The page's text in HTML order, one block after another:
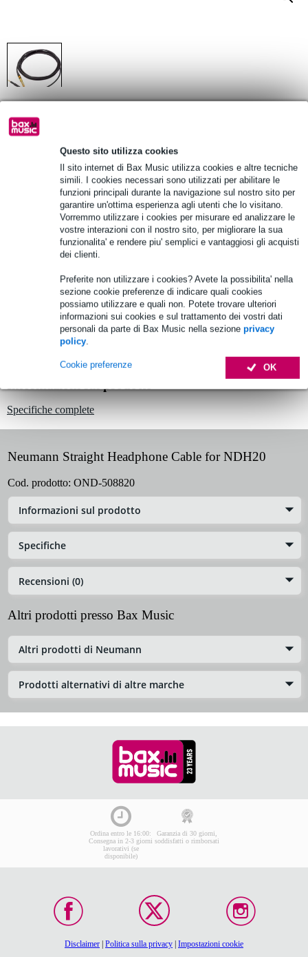
Questo sito utilizza cookies
Il sito internet di Bax Music utilizza cookies e altre tecniche
simili. I cookies necessari sono utilizzati per abilitare le
funzioni principali durante la navigazione sul nostro sito per
garantire un'ottima esperienza agli utenti che lo visitano.
Vorremmo utilizzare i cookies per misurare ed analizzare le
vostre interazioni con il nostro sito, per migliorare la sua
funzionalita' e rendere piu' semplici e vantaggiosi gli acquisti
dei clienti.
Preferite non utilizzare i cookies? Avete la possibilita' nella
sezione cookie preferenze di indicare quali cookies
possiamo utilizzare e quali non. Potete trovare ulteriori
informazioni sui cookies e sul trattamento dei vostri dati
personali da parte di Bax Music nella sezione privacy
policy.
OK
Cookie preferenze
Prezzo consigliato 48,00 €
(incl. 22% IVA)
Disponibilità online In stock presso il fornitore
Aggiungi al carrello
Ordine prima di 16:00 = in circa 3 giorni lavorativi a domicilio
Oltre 48.000 articoli disponibili
1.250 marchi leader
Informazioni sul prodotto
Specifiche complete
Neumann Straight Headphone Cable for NDH20
Cod. prodotto: OND-508820
Informazioni sul prodotto
Specifiche
Recensioni (0)
Altri prodotti presso Bax Music
Altri prodotti di Neumann
Prodotti alternativi di altre marche
Ordina entro le 16:00:
Consegna in 2-3 giorni
lavorativi (se
disponibile)
Garanzia di 30 giorni,
soddisfatti o rimborsati
Disclaimer Politica sulla privacy Impostazioni cookie